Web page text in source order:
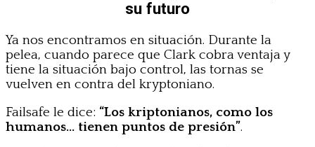
su futuro
Ya nos encontramos en situación. Durante la
pelea, cuando parece que Clark cobra ventaja y
tiene la situación bajo control, las tornas se
vuelven en contra del kryptoniano.
Failsafe le dice: “Los kriptonianos, como los
humanos… tienen puntos de presión”.